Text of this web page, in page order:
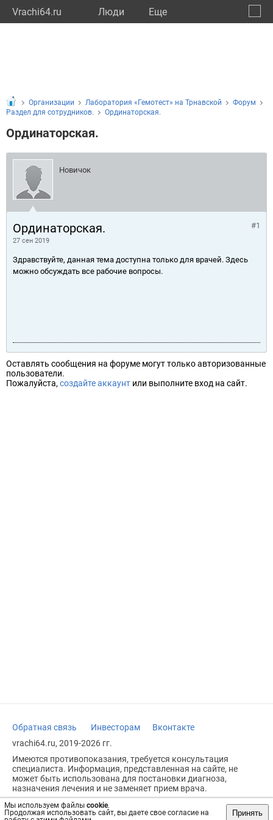
Vrachi64.ru Люди Eще
Мы используем файлы cookie.
Продолжая использовать сайт, вы даете свое согласие на
Принять
Организации Лаборатория «Гемотест» на Трнавской
Форум
Раздел для сотрудников.
Ординаторская.
Ординаторская.
Новичок
Ординаторская.
27 сен 2019
#1
Здравствуйте, данная тема доступна только для врачей. Здесь
можно обсуждать все рабочие вопросы.
Оставлять сообщения на форуме могут только авторизованные
пользователи.
Пожалуйста, создайте аккаунт или выполните вход на сайт.
Обратная связь Инвесторам
Вконтакте
vrachi64.ru, 2019-2026 гг.
Имеются противопоказания, требуется консультация
специалиста. Информация, представленная на сайте, не
может быть использована для постановки диагноза,
назначения лечения и не заменяет прием врача.
Возрастное ограничение: 18+